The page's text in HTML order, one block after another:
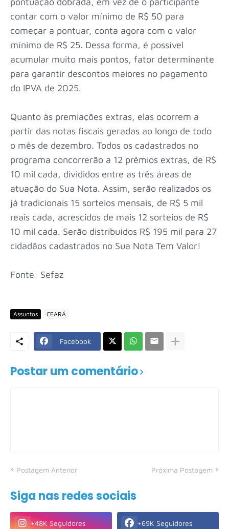
contar com o valor mínimo de R$ 50 para
começar a pontuar, conta agora com o valor
mínimo de R$ 25. Dessa forma, é possível
acumular muito mais pontos, fator determinante
para garantir descontos maiores no pagamento
do IPVA de 2025.
Quanto às premiações extras, elas ocorrem a
partir das notas fiscais geradas ao longo de todo
o mês de dezembro. Todos os cadastrados no
programa concorrerão a 12 prêmios extras, de R$
10 mil cada, divididos entre as três áreas de
atuação do Sua Nota. Assim, serão realizados os
já tradicionais 15 sorteios mensais, de R$ 5 mil
reais cada, acrescidos de mais 12 sorteios de R$
10 mil cada. Serão distribuídos R$ 195 mil para 27
cidadãos cadastrados no Sua Nota Tem Valor!
Fonte: Sefaz
Assuntos CEARÁ
Facebook
Postar um comentário
Postagem Anterior Próxima Postagem
Siga nas redes sociais
+48K Seguidores +69K Seguidores